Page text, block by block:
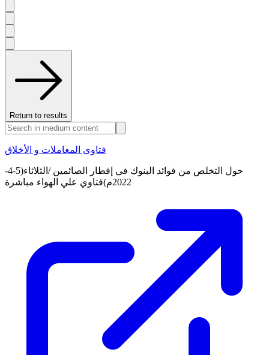
Return to results
فتاوى المعاملات و الأخلاق
حول التخلص من فوائد البنوك في إفطار الصائمين /الثلاثاء(5-4-
2022م)فتاوي علي الهواء مباشرة